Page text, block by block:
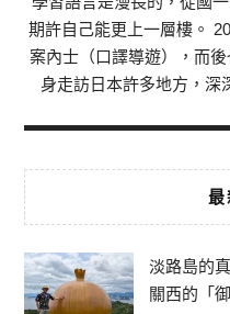
期許自己能更上一層樓。
案內士（口譯導遊），而
身走訪日本許多地方，深
最
淡路島的
關西的「